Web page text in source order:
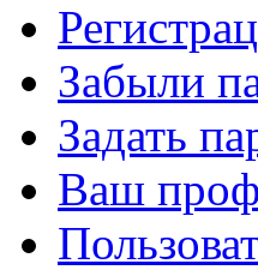
Забыли
Задать
Ваш